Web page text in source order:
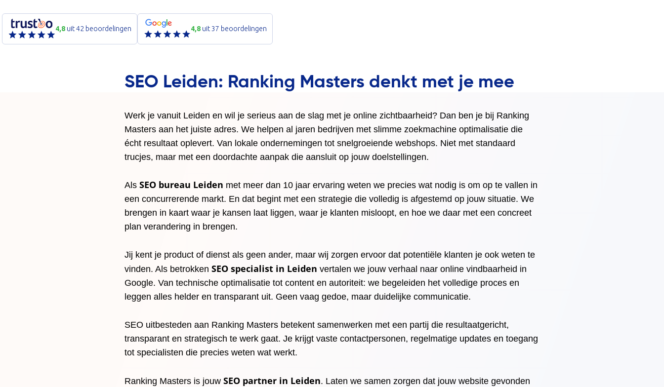
4,8uit 42 beoordelingen 4,8uit 37 beoordelingen
SEO Leiden: Ranking Masters denkt met je mee
Werk je vanuit Leiden en wil je serieus aan de slag met je online zichtbaarheid? Dan ben je bij Ranking
Masters aan het juiste adres. We helpen al jaren bedrijven met slimme zoekmachine optimalisatie die
écht resultaat oplevert. Van lokale ondernemingen tot snelgroeiende webshops. Niet met standaard
trucjes, maar met een doordachte aanpak die aansluit op jouw doelstellingen.
Als SEO bureau Leiden met meer dan 10 jaar ervaring weten we precies wat nodig is om op te vallen in
een concurrerende markt. En dat begint met een strategie die volledig is afgestemd op jouw situatie. We
brengen in kaart waar je kansen laat liggen, waar je klanten misloopt, en hoe we daar met een concreet
plan verandering in brengen.
Jij kent je product of dienst als geen ander, maar wij zorgen ervoor dat potentiële klanten je ook weten te
vinden. Als betrokken SEO specialist in Leiden vertalen we jouw verhaal naar online vindbaarheid in
Google. Van technische optimalisatie tot content en autoriteit: we begeleiden het volledige proces en
leggen alles helder en transparant uit. Geen vaag gedoe, maar duidelijke communicatie.
SEO uitbesteden aan Ranking Masters betekent samenwerken met een partij die resultaatgericht,
transparant en strategisch te werk gaat. Je krijgt vaste contactpersonen, regelmatige updates en toegang
tot specialisten die precies weten wat werkt.
Ranking Masters is jouw SEO partner in Leiden. Laten we samen zorgen dat jouw website gevonden